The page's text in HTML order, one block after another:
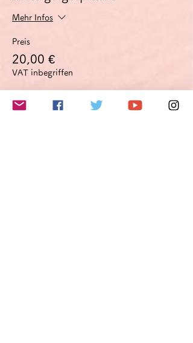
Mehr Infos
Preis
20,00 €
VAT inbegriffen